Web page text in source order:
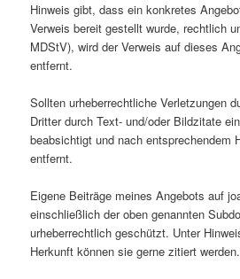
Hinweis gibt, dass ein konkretes
Verweis bereit gestellt wurde, rechtlich
MDStV), wird der Verweis auf dieses
entfernt.
Sollten urheberrechtliche Verletzungen
Dritter durch Text- und/oder Bildzitate
beabsichtigt und nach entsprechendem
entfernt.
Eigene Beiträge meines Angebots auf
einschließlich der oben genannten
urheberrechtlich geschützt. Unter
Herkunft können sie gerne zitiert werden.